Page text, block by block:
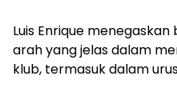
Luis Enrique
arah yang jelas dalam
klub, termasuk dalam